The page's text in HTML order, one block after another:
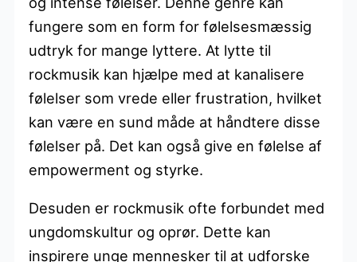
fungere som en form for følelsesmæssig
udtryk for mange lyttere. At lytte til
rockmusik kan hjælpe med at kanalisere
følelser som vrede eller frustration, hvilket
kan være en sund måde at håndtere disse
følelser på. Det kan også give en følelse af
empowerment og styrke.
Desuden er rockmusik ofte forbundet med
ungdomskultur og oprør. Dette kan
inspirere unge mennesker til at udforske